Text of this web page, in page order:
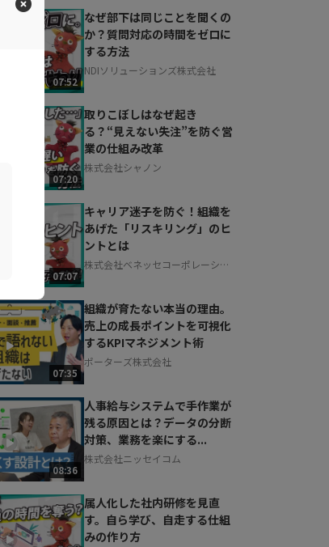
07:52
なぜ部下は同じことを聞くの
か？質問対応の時間をゼロに
する方法
NDIソリューションズ株式会社
07:20
取りこぼしはなぜ起き
る？“見えない失注”を防ぐ営
業の仕組み改革
株式会社シャノン
07:07
キャリア迷子を防ぐ！組織を
あげた「リスキリング」のヒ
ントとは
株式会社ベネッセコーポレーショ
07:35
組織が育たない本当の理由。
売上の成長ポイントを可視化
するKPIマネジメント術
ポーターズ株式会社
08:36
人事給与システムで手作業が
残る原因とは？データの分断
対策、業務を楽にする...
株式会社ニッセイコム
属人化した社内研修を見直
す。自ら学び、自走する仕組
みの作り方